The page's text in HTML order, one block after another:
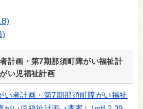
計画・第7期那須町障がい福祉計
い児福祉計画
い者計画・第7期那須町障がい福祉